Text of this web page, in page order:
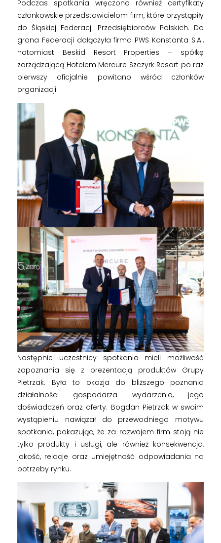
Podczas spotkania wręczono również certyfikaty
członkowskie przedstawicielom firm, które przystąpiły
do Śląskiej Federacji Przedsiębiorców Polskich. Do
grona Federacji dołączyła firma PWS Konstanta S.A.,
natomiast Beskid Resort Properties – spółkę
zarządzającą Hotelem Mercure Szczyrk Resort po raz
pierwszy oficjalnie powitano wśród członków
organizacji.
Następnie uczestnicy spotkania mieli możliwość
zapoznania się z prezentacją produktów Grupy
Pietrzak. Była to okazja do bliższego poznania
działalności gospodarza wydarzenia, jego
doświadczeń oraz oferty. Bogdan Pietrzak w swoim
wystąpieniu nawiązał do przewodniego motywu
spotkania, pokazując, że za rozwojem firm stoją nie
tylko produkty i usługi, ale również konsekwencja,
jakość, relacje oraz umiejętność odpowiadania na
potrzeby rynku.